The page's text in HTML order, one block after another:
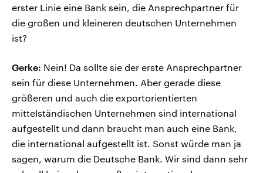
erster Linie eine Bank sein, die Ansprechpartner für
die großen und kleineren deutschen Unternehmen
ist?
Gerke: Nein! Da sollte sie der erste Ansprechpartner
sein für diese Unternehmen. Aber gerade diese
größeren und auch die exportorientierten
mittelständischen Unternehmen sind international
aufgestellt und dann braucht man auch eine Bank,
die international aufgestellt ist. Sonst würde man ja
sagen, warum die Deutsche Bank. Wir sind dann sehr